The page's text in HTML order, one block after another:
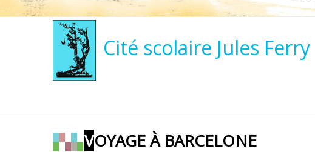
Cité scolaire Jules Ferry
VOYAGE À BARCELONE